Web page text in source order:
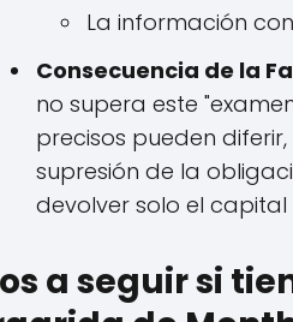
La información
Consecuencia de la
no supera este
precisos pueden
supresión de la
devolver solo el
a seguir si